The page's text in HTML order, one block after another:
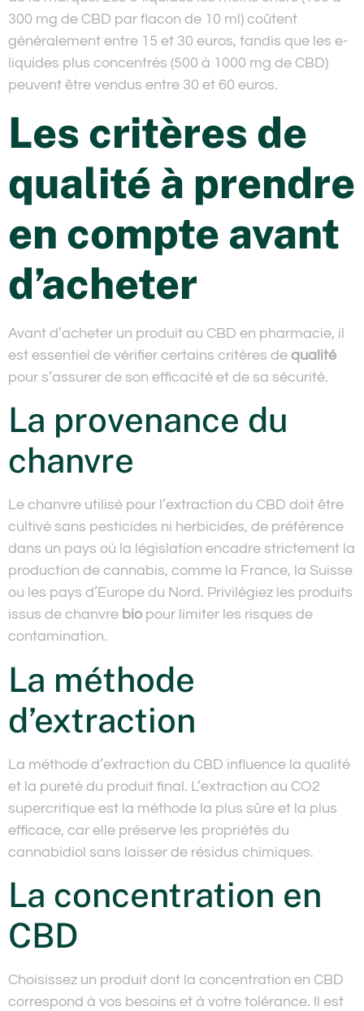
300 mg de CBD par flacon de 10 ml) coûtent
généralement entre 15 et 30 euros, tandis que les e-
liquides plus concentrés (500 à 1000 mg de CBD)
peuvent être vendus entre 30 et 60 euros.
Les critères de
qualité à prendre
en compte avant
d’acheter
Avant d’acheter un produit au CBD en pharmacie, il
est essentiel de vérifier certains critères de qualité
pour s’assurer de son efficacité et de sa sécurité.
La provenance du
chanvre
Le chanvre utilisé pour l’extraction du CBD doit être
cultivé sans pesticides ni herbicides, de préférence
dans un pays où la législation encadre strictement la
production de cannabis, comme la France, la Suisse
ou les pays d’Europe du Nord. Privilégiez les produits
issus de chanvre bio pour limiter les risques de
contamination.
La méthode
d’extraction
La méthode d’extraction du CBD influence la qualité
et la pureté du produit final. L’extraction au CO2
supercritique est la méthode la plus sûre et la plus
efficace, car elle préserve les propriétés du
cannabidiol sans laisser de résidus chimiques.
La concentration en
CBD
Choisissez un produit dont la concentration en CBD
correspond à vos besoins et à votre tolérance. Il est